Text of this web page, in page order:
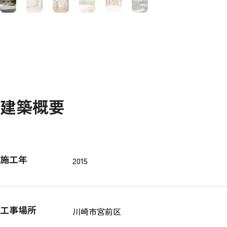
建築概要
施工年 2015
工事場所 川崎市宮前区